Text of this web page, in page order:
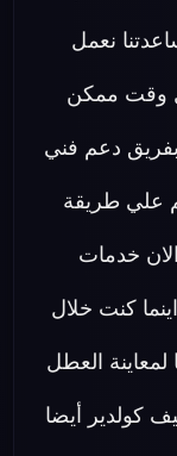
نعمل
وقت ممكن
بفريق دعم فني
علي طريقة
خدمات
كنت خلال
العطل
كولدير أيضا